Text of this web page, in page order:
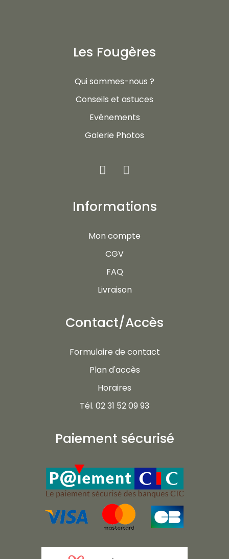
Les Fougères
Qui sommes-nous ?
Conseils et astuces
Evénements
Galerie Photos
Informations
Mon compte
CGV
FAQ
Livraison
Contact/Accès
Formulaire de contact
Plan d'accès
Horaires
Tél. 02 31 52 09 93
Paiement sécurisé